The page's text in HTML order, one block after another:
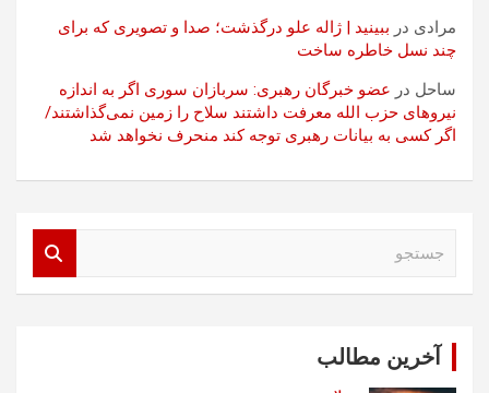
مرادی در ببینید | ژاله علو درگذشت؛ صدا و تصویری که برای
چند نسل خاطره ساخت
ساحل در عضو خبرگان رهبری: سربازان سوری اگر به اندازه
نیروهای حزب الله معرفت داشتند سلاح را زمین نمی‌گذاشتند/
اگر کسی به بیانات رهبری توجه کند منحرف نخواهد شد
آخرین مطالب